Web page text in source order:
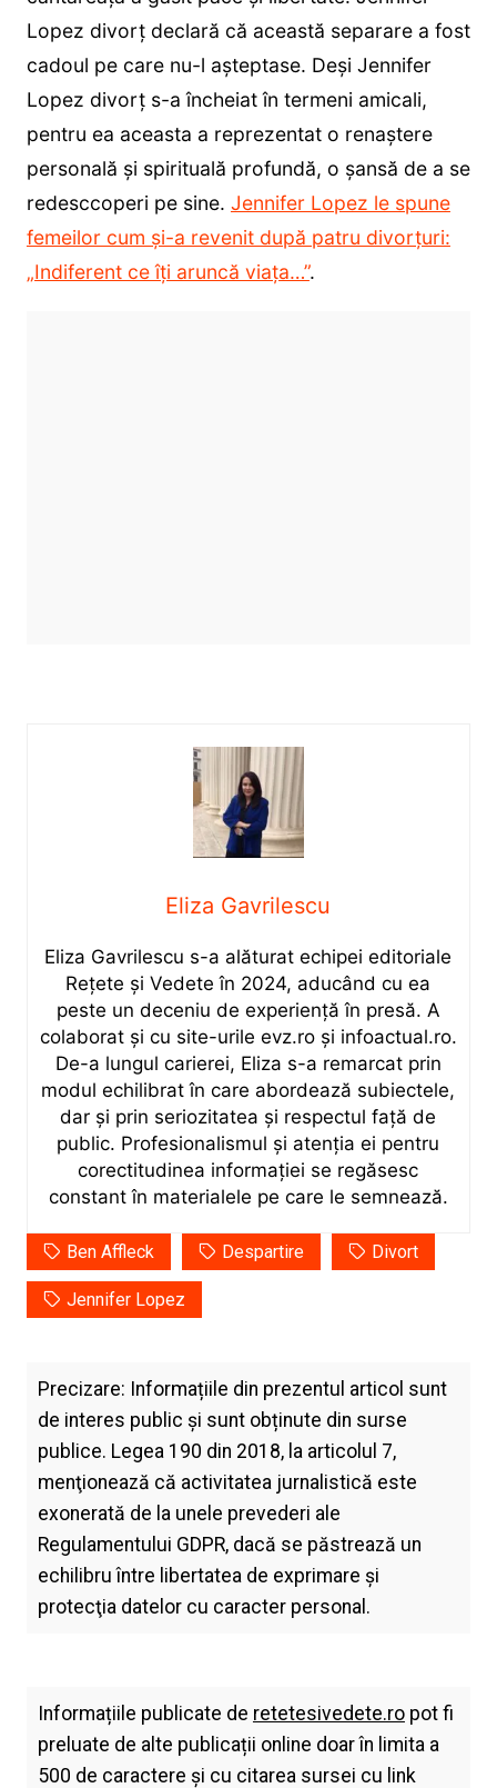
Lopez divorț declară că această separare a fost
cadoul pe care nu-l așteptase. Deși Jennifer
Lopez divorț s-a încheiat în termeni amicali,
pentru ea aceasta a reprezentat o renaștere
personală și spirituală profundă, o șansă de a se
redesccoperi pe sine. Jennifer Lopez le spune
femeilor cum și-a revenit după patru divorțuri:
„Indiferent ce îți aruncă viața…”.
Eliza Gavrilescu
Eliza Gavrilescu s-a alăturat echipei editoriale
Rețete şi Vedete în 2024, aducând cu ea
peste un deceniu de experiență în presă. A
colaborat și cu site-urile evz.ro și infoactual.ro.
De-a lungul carierei, Eliza s-a remarcat prin
modul echilibrat în care abordează subiectele,
dar și prin seriozitatea și respectul față de
public. Profesionalismul și atenția ei pentru
corectitudinea informației se regăsesc
constant în materialele pe care le semnează.
Ben Affleck Despartire Divort
Jennifer Lopez
Precizare: Informațiile din prezentul articol sunt
de interes public și sunt obținute din surse
publice. Legea 190 din 2018, la articolul 7,
menţionează că activitatea jurnalistică este
exonerată de la unele prevederi ale
Regulamentului GDPR, dacă se păstrează un
echilibru între libertatea de exprimare şi
protecţia datelor cu caracter personal.
Informațiile publicate de retetesivedete.ropot fi
preluate de alte publicații online doar în limita a
500 de caractere și cu citarea sursei cu link